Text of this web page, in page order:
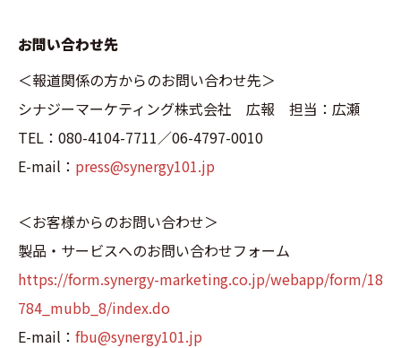
お問い合わせ先
＜報道関係の方からのお問い合わせ先＞
シナジーマーケティング株式会社 広報 担当：広瀬
TEL：080-4104-7711／06-4797-0010
E-mail： press@synergy101.jp
＜お客様からのお問い合わせ＞
製品・サービスへのお問い合わせフォーム
https://form.synergy-marketing.co.jp/webapp/form/18
784_mubb_8/index.do
E-mail： fbu@synergy101.jp